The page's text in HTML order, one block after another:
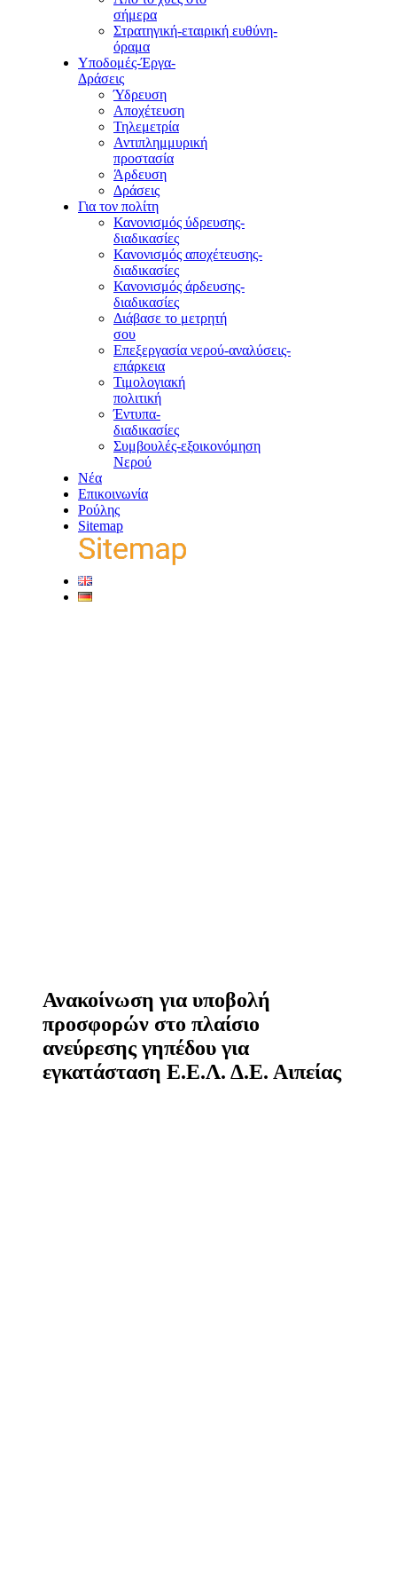
σήμερα
Στρατηγική-εταιρική ευθύνη-
όραμα
Υποδομές-Έργα-
Δράσεις
Ύδρευση
Αποχέτευση
Τηλεμετρία
Αντιπλημμυρική
προστασία
Άρδευση
Δράσεις
Για τον πολίτη
Κανονισμός ύδρευσης-
διαδικασίες
Κανονισμός αποχέτευσης-
διαδικασίες
Κανονισμός άρδευσης-
διαδικασίες
Διάβασε το μετρητή
σου
Επεξεργασία νερού-αναλύσεις-
επάρκεια
Τιμολογιακή
πολιτική
Έντυπα-
διαδικασίες
Συμβουλές-εξοικονόμηση
Νερού
Νέα
Επικοινωνία
Ρούλης
Sitemap
Ανακοίνωση για υποβολή
προσφορών στο πλαίσιο
ανεύρεσης γηπέδου για
εγκατάσταση Ε.Ε.Λ. Δ.Ε. Αιπείας